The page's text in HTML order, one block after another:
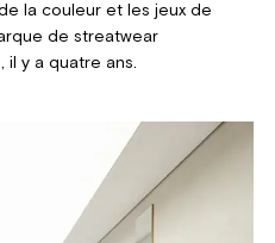
la couleur et les jeux de
de streatwear
il y a quatre ans.